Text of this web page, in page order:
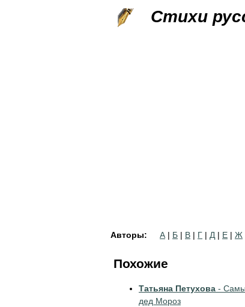
Стихи
Авторы: А | Б | В | Г | Д | Е | Ж
Похожие
Татьяна Петухова -
дед Мороз